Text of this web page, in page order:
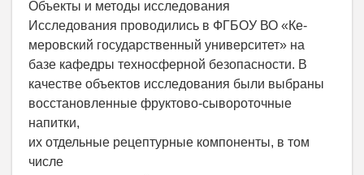
Объекты и методы исследования
Исследования проводились в ФГБОУ ВО «Ке-
меровский государственный университет» на
базе кафедры техносферной безопасности. В
качестве объектов исследования были выбраны
восстановленные фруктово-сывороточные
напитки,
их отдельные рецептурные компоненты, в том
числе